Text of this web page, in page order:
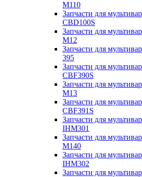
M110
Запчасти для
CBD100S
Запчасти для
M12
Запчасти для
395
Запчасти для
CBF390S
Запчасти для
M13
Запчасти для
CBF391S
Запчасти для
IHM301
Запчасти для
M140
Запчасти для
IHM302
Запчасти для